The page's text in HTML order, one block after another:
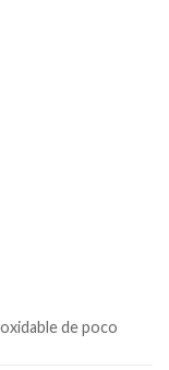
de poco